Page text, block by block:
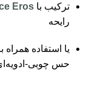
ترکیب با Eros
رایحه
یا استفاده همراه
حس چوبی-